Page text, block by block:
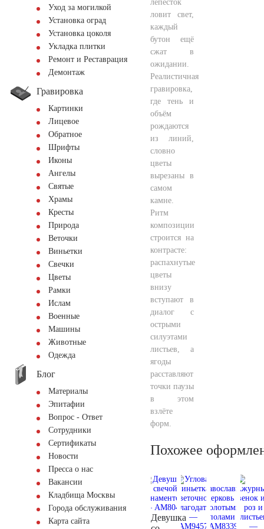
Уход за могилкой
Установка оград
Установка цоколя
Укладка плитки
Ремонт и Реставрация
Демонтаж
Гравировка
Картинки
Лицевое
Обратное
Шрифты
Иконы
Ангелы
Святые
Храмы
Кресты
Природа
Веточки
Виньетки
Свечки
Цветы
Рамки
Ислам
Военные
Машины
Животные
Одежда
Блог
Материалы
Эпитафии
Вопрос - Ответ
Сотрудники
Сертификаты
Новости
Пресса о нас
Вакансии
Кладбища Москвы
Города обслуживания
Карта сайта
лепесток
ловит свет,
каждый
бутон ещё
сжат в
ожидании.
Реалистичная
гравировка,
где тень и
объём
рождаются
из линий,
словно
цветы
вырезаны в
самом
камне.
Ритм
композиции
строится на
контрасте:
распахнутые
цветы
внизу
вступают в
диалог с
острыми
силуэтами
листьев, а
ягоды
расставляют
точки паузы
в этом
взлёте
форм.
Похожее
Девушка